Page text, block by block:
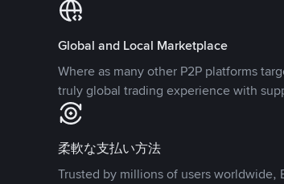
Global and Local Marketplace
Where as many other P2P platforms
truly global trading experience with
柔軟な支払い方法
Trusted by millions of users worldwide,